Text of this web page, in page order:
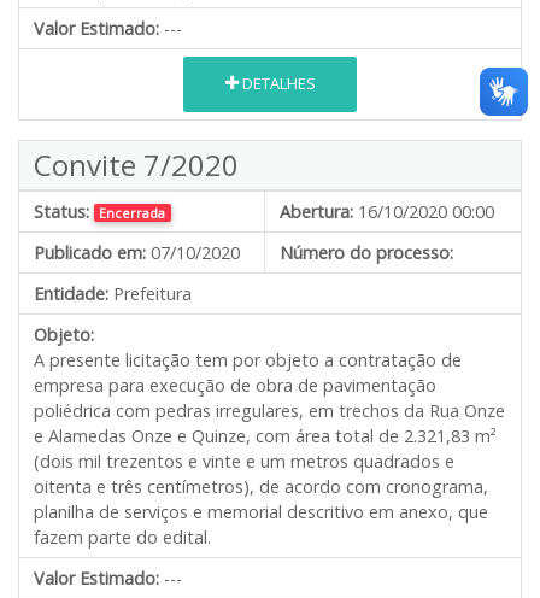
Valor Estimado: ---
DETALHES
Convite 7/2020
Status: Encerrada Abertura: 16/10/2020 00:00
Publicado em: 07/10/2020
Número do processo:
Entidade: Prefeitura
Objeto:
A presente licitação tem por objeto a contratação de
empresa para execução de obra de pavimentação
poliédrica com pedras irregulares, em trechos da Rua Onze
e Alamedas Onze e Quinze, com área total de 2.321,83 m²
(dois mil trezentos e vinte e um metros quadrados e
oitenta e três centímetros), de acordo com cronograma,
planilha de serviços e memorial descritivo em anexo, que
fazem parte do edital.
Valor Estimado: ---